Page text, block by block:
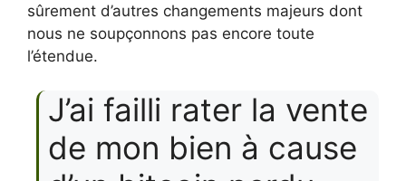
sûrement d’autres changements majeurs dont
nous ne soupçonnons pas encore toute
l’étendue.
J’ai failli rater la vente
de mon bien à cause